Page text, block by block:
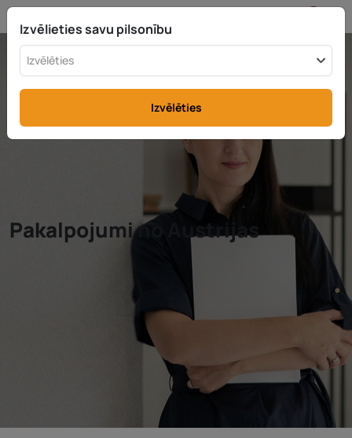
Pakalpojumi no Austrijas
Izvēlieties savu pilsonību
Izvēlēties
Izvēlēties